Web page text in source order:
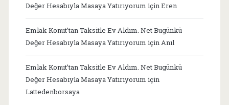
Değer Hesabıyla Masaya Yatırıyorum içinEren
Emlak Konut’tan Taksitle Ev Aldım. Net Bugünkü
Değer Hesabıyla Masaya Yatırıyorum içinAnıl
Emlak Konut’tan Taksitle Ev Aldım. Net Bugünkü
Değer Hesabıyla Masaya Yatırıyorum için
Lattedenborsaya